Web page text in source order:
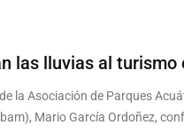
las lluvias al turismo
la Asociación de Parques
Mario García Ordoñez,